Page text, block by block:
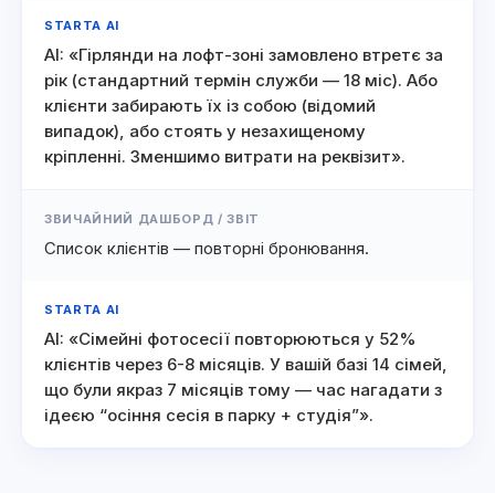
STARTA AI
AI: «Гірлянди на лофт-зоні замовлено втретє за
рік (стандартний термін служби — 18 міс). Або
клієнти забирають їх із собою (відомий
випадок), або стоять у незахищеному
кріпленні. Зменшимо витрати на реквізит».
ЗВИЧАЙНИЙ ДАШБОРД / ЗВІТ
Список клієнтів — повторні бронювання.
STARTA AI
AI: «Сімейні фотосесії повторюються у 52%
клієнтів через 6-8 місяців. У вашій базі 14 сімей,
що були якраз 7 місяців тому — час нагадати з
ідеєю “осіння сесія в парку + студія”».